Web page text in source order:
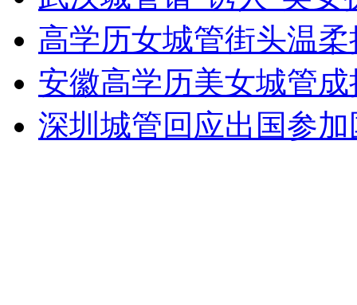
司机酒驾遇交警 急速倒车逃窜
高学历女城管街头温
安徽高学历美女城管成
深圳城管回应出国参